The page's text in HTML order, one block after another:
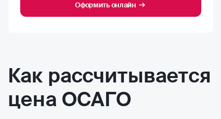
Оформить онлайн
Как рассчитывается
цена ОСАГО